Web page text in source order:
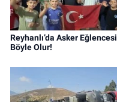
Reyhanlı’da Asker Eğlencesi
Böyle Olur!